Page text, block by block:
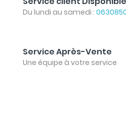
Du lundi au samedi :
Service Après-Vente
Une équipe à votre service